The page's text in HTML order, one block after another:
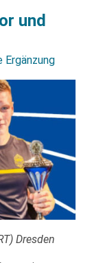
und
Ergänzung
Dresden